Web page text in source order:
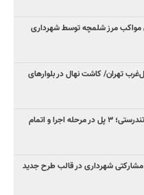
مواکب مرز شلمچه توسط شهرداری
تهران/ کاشت نهال در بلوارهای
آخرین وضعیت پل‌های مسیر تندرستی؛ ۳ پل در مرحله اجرا و اتمام
مشارکتی شهرداری در قالب طرح جدید